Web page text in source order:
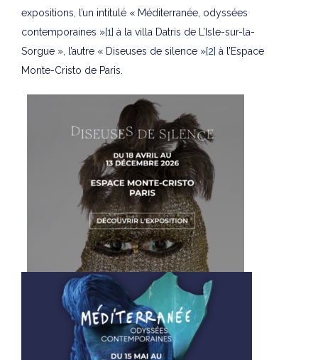
expositions, l’un intitulé « Méditerranée, odyssées
contemporaines »[1] à la villa Datris de L’Isle-sur-la-
Sorgue », l’autre « Diseuses de silence »[2] à l’Espace
Monte-Cristo de Paris.